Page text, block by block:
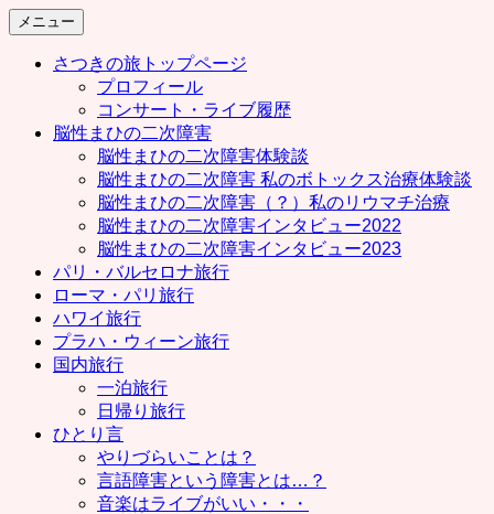
コ
ン
メニュー
さつきの旅トップページ
プロフィール
コンサート・ライブ履歴
脳性まひの二次障害
脳性まひの二次障害体験談
脳性まひの二次障害 私のボトックス治療体験談
脳性まひの二次障害（？）私のリウマチ治療
脳性まひの二次障害インタビュー2022
脳性まひの二次障害インタビュー2023
パリ・バルセロナ旅行
ローマ・パリ旅行
ハワイ旅行
プラハ・ウィーン旅行
国内旅行
一泊旅行
日帰り旅行
ひとり言
やりづらいことは？
言語障害という障害とは…？
音楽はライブがいい・・・